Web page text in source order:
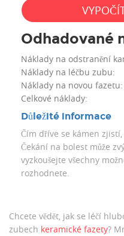
Odhadované
Náklady na odstranění
Náklady na léčbu zubu:
Náklady na novou fazetu:
Celkové náklady:
Důležité informace
Čím dříve se kámen
Čekání na bolest může
vyzkoušejte všechny
rozhodnete.
Chcete vědět, jak se léčí
zubech keramické fazety?